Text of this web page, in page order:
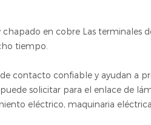
en cobre Las terminales
tiempo.
contacto confiable y ayudan a
solicitar para el enlace de
eléctrico, maquinaria